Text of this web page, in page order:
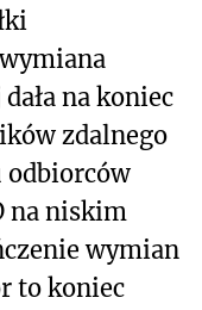
na koniec
zdalnego
odbiorców
na niskim
wymian
to koniec